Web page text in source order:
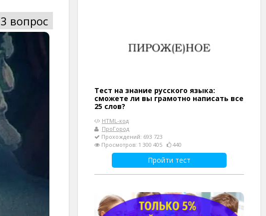
3 вопрос
Тест на знание русского языка:
сможете ли вы грамотно написать все
25 слов?
HTML-код
ПроГород
Прохождений: 693 723
Просмотров: 1 300 405
440
Пройти тест